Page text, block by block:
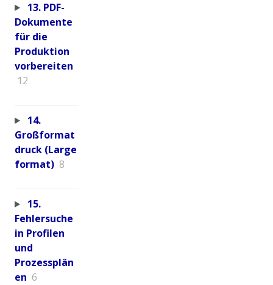
13. PDF-
Dokumente
für die
Produktion
vorbereiten
12
14.
Großformat
druck (Large
format) 8
15.
Fehlersuche
in Profilen
und
Prozessplän
en 6